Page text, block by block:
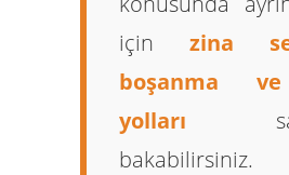
için zina
boşanma
yolları
bakabilirsiniz.